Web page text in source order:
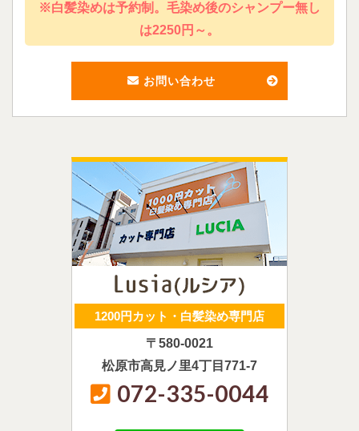
※白髪染めは予約制。毛染め後のシャンプー無し
は2250円～。
お問い合わせ
1200円カット・白髪染め専門店
〒580-0021
松原市高見ノ里4丁目771-7
072-335-0044